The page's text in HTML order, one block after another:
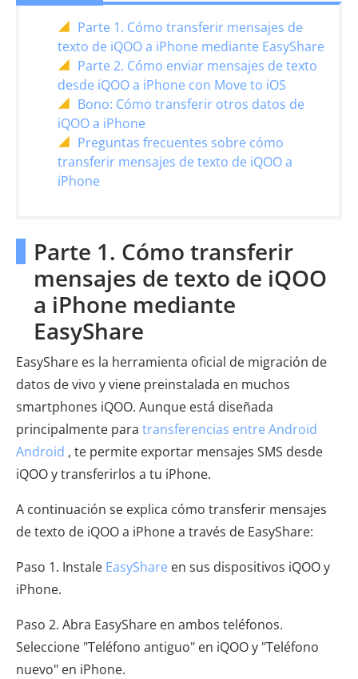
Parte 1. Cómo transferir mensajes de
texto de iQOO a iPhone mediante EasyShare
Parte 2. Cómo enviar mensajes de texto
desde iQOO a iPhone con Move to iOS
Bono: Cómo transferir otros datos de
iQOO a iPhone
Preguntas frecuentes sobre cómo
transferir mensajes de texto de iQOO a
iPhone
Parte 1. Cómo transferir
mensajes de texto de iQOO
a iPhone mediante
EasyShare
EasyShare es la herramienta oficial de migración de
datos de vivo y viene preinstalada en muchos
smartphones iQOO. Aunque está diseñada
principalmente para transferencias entre Android
Android , te permite exportar mensajes SMS desde
iQOO y transferirlos a tu iPhone.
A continuación se explica cómo transferir mensajes
de texto de iQOO a iPhone a través de EasyShare:
Paso 1. Instale EasyShare en sus dispositivos iQOO y
iPhone.
Paso 2. Abra EasyShare en ambos teléfonos.
Seleccione "Teléfono antiguo" en iQOO y "Teléfono
nuevo" en iPhone.